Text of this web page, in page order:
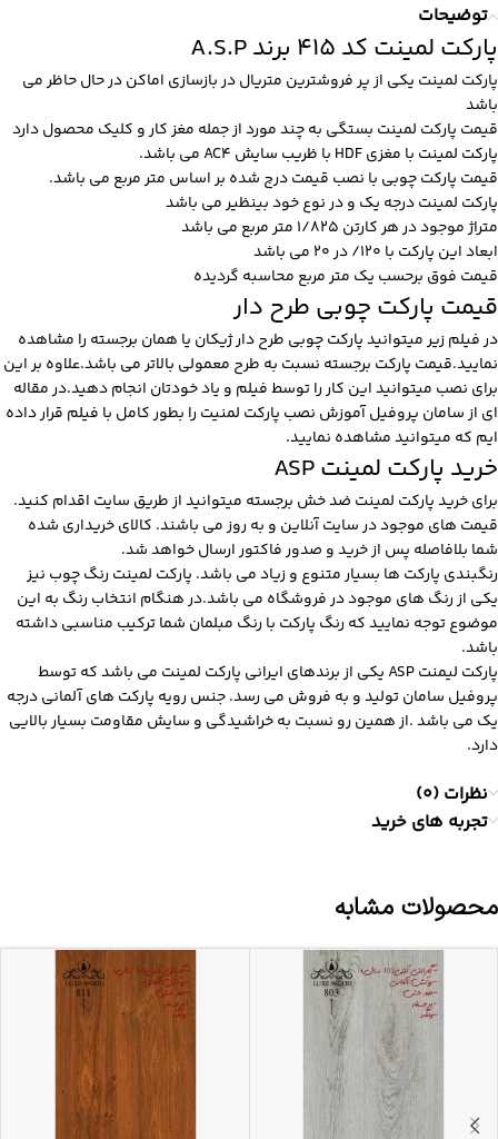
توضیحات
پارکت لمینت کد 415 برند A.S.P
پارکت لمینت یکی از پر فروشترین متریال در بازسازی اماکن در حال حاظر می
باشد
قیمت پارکت لمینت بستگی به چند مورد از جمله مغز کار و کلیک محصول دارد
پارکت لمینت با مغزی HDF با ظریب سایش AC4 می باشد.
قیمت پارکت چوبی با نصب قیمت درج شده بر اساس متر مربع می باشد.
پارکت لمینت درجه یک و در نوع خود بینظیر می باشد
متراژ موجود در هر کارتن 1/825 متر مربع می باشد
ابعاد این پارکت با 120/ در 20 می باشد
قیمت فوق برحسب یک متر مربع محاسبه گردیده
قیمت پارکت چوبی طرح دار
در فیلم زیر میتوانید پارکت چوبی طرح دار ژیکان یا همان برجسته را مشاهده
نمایید.قیمت پارکت برجسته نسبت به طرح معمولی بالاتر می باشد.علاوه بر این
برای نصب میتوانید این کار را توسط فیلم و یاد خودتان انجام دهید.در مقاله
ای از سامان پروفیل آموزش نصب پارکت لمنیت را بطور کامل با فیلم قرار داده
ایم که میتوانید مشاهده نمایید.
خرید پارکت لمینت ASP
برای خرید پارکت لمینت ضد خش برجسته میتوانید از طریق سایت اقدام کنید.
قیمت های موجود در سایت آنلاین و به روز می باشند. کالای خریداری شده
شما بلافاصله پس از خرید و صدور فاکتور ارسال خواهد شد.
رنگبندی پارکت ها بسیار متنوع و زیاد می باشد. پارکت لمینت رنگ چوب نیز
یکی از رنگ های موجود در فروشگاه می باشد.در هنگام انتخاب رنگ به این
موضوع توجه نمایید که رنگ پارکت با رنگ مبلمان شما ترکیب مناسبی داشته
باشد.
پارکت لیمنت ASP یکی از برندهای ایرانی پارکت لمینت می باشد که توسط
پروفیل سامان تولید و به فروش می رسد. جنس رویه پارکت های آلمانی درجه
یک می باشد .از همین رو نسبت به خراشیدگی و سایش مقاومت بسیار بالایی
دارد.
نظرات (0)
تجربه های خرید
محصولات مشابه